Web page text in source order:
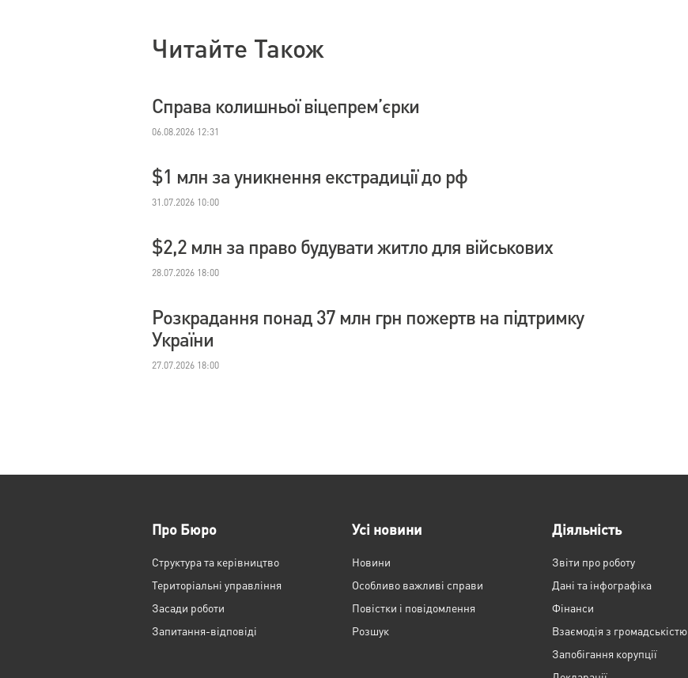
Читайте Також
Справа колишньої віцепрем’єрки
06.08.2026 12:31
$1 млн за уникнення екстрадиції до рф
31.07.2026 10:00
$2,2 млн за право будувати житло для військових
28.07.2026 18:00
Розкрадання понад 37 млн грн пожертв на підтримку
України
27.07.2026 18:00
Про Бюро
Структура та керівництво
Територіальні управління
Засади роботи
Запитання-відповіді
Усі новини
Новини
Особливо важливі справи
Повістки і повідомлення
Розшук
Діяльність
Звіти про роботу
Дані та інфографіка
Фінанси
Взаємодія з громадськістю
Запобігання корупції